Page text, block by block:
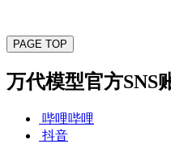
PAGE TOP
万代模型官方SNS
哔哩哔哩
抖音